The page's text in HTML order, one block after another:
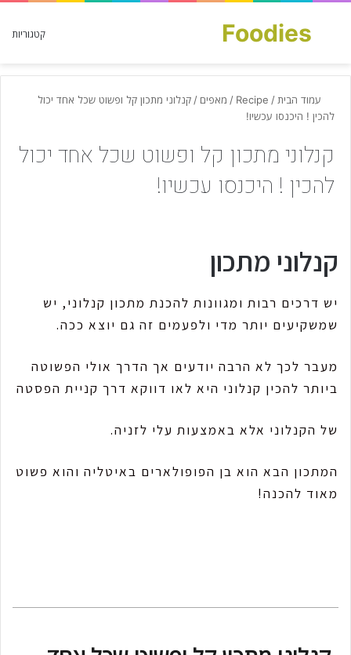
קטגוריות Foodies
חפש עבור
עמוד הבית /
Recipe
/ מאפים / קנלוני מתכון קל ופשוט שכל אחד יכול
להכין ! היכנסו עכשיו!
קנלוני מתכון קל ופשוט שכל אחד יכול
להכין ! היכנסו עכשיו!
קנלוני מתכון
יש דרכים רבות ומגוונות להכנת מתכון קנלוני, יש
שמשקיעים יותר מדי ולפעמים זה גם יוצא ככה.
מעבר לכך לא הרבה יודעים אך הדרך אולי הפשוטה
ביותר להכין קנלוני היא לאו דווקא דרך קניית הפסטה
של הקנלוני אלא באמצעות עלי לזניה.
המתכון הבא הוא בן הפופולארים באיטליה והוא פשוט
מאוד להכנה!